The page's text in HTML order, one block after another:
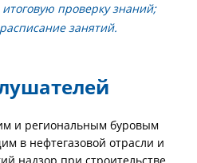
проверку знаний;
занятий.
и региональным буровым
в нефтегазовой отрасли и